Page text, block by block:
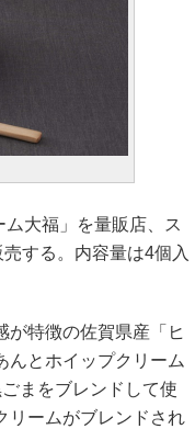
大福」を量販店、ス
する。内容量は4個入
特徴の佐賀県産「ヒ
んとホイップクリーム
まをブレンドして使
リームがブレンドされ